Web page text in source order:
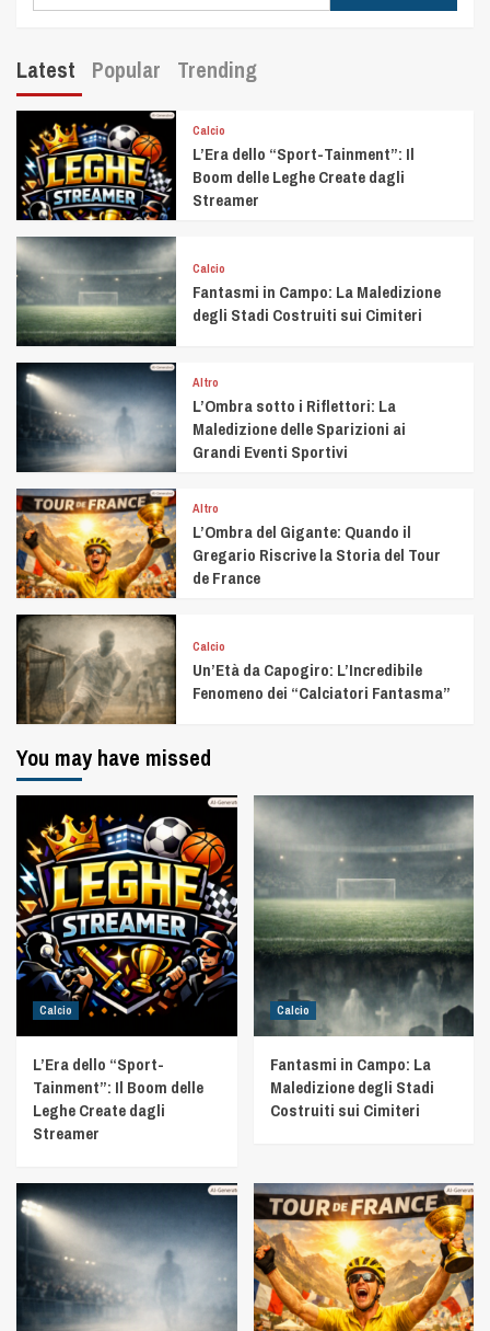
Latest Popular Trending
Calcio
L’Era dello “Sport-Tainment”: Il
Boom delle Leghe Create dagli
Streamer
Calcio
Fantasmi in Campo: La Maledizione
degli Stadi Costruiti sui Cimiteri
Altro
L’Ombra sotto i Riflettori: La
Maledizione delle Sparizioni ai
Grandi Eventi Sportivi
Altro
L’Ombra del Gigante: Quando il
Gregario Riscrive la Storia del Tour
de France
Calcio
Un’Età da Capogiro: L’Incredibile
Fenomeno dei “Calciatori Fantasma”
You may have missed
Calcio
L’Era dello “Sport-
Tainment”: Il Boom delle
Leghe Create dagli
Streamer
Calcio
Fantasmi in Campo: La
Maledizione degli Stadi
Costruiti sui Cimiteri